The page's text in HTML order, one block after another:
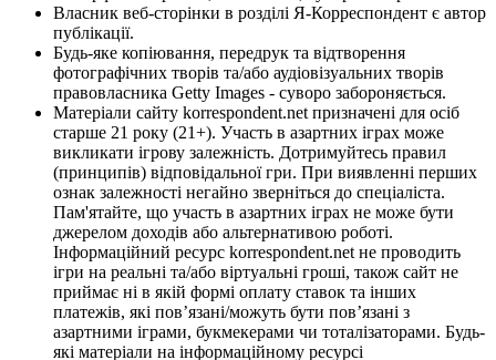
Власник веб-сторінки в розділі Я-Корреспондент є автор
публікації.
Будь-яке копіювання, передрук та відтворення
фотографічних творів та/або аудіовізуальних творів
правовласника Getty Images - суворо забороняється.
Матеріали сайту korrespondent.net призначені для осіб
старше 21 року (21+). Участь в азартних іграх може
викликати ігрову залежність. Дотримуйтесь правил
(принципів) відповідальної гри. При виявленні перших
ознак залежності негайно зверніться до спеціаліста.
Пам'ятайте, що участь в азартних іграх не може бути
джерелом доходів або альтернативою роботі.
Інформаційний ресурс korrespondent.net не проводить
ігри на реальні та/або віртуальні гроші, також сайт не
приймає ні в якій формі оплату ставок та інших
платежів, які пов’язані/можуть бути пов’язані з
азартними іграми, букмекерами чи тоталізаторами. Будь-
які матеріали на інформаційному ресурсі